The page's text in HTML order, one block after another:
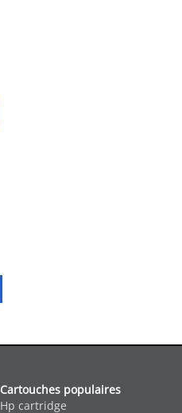
Cartouches populaires
Hp cartridge